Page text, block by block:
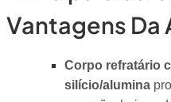
Vantagens Da
Corpo refratário
silício/alumina